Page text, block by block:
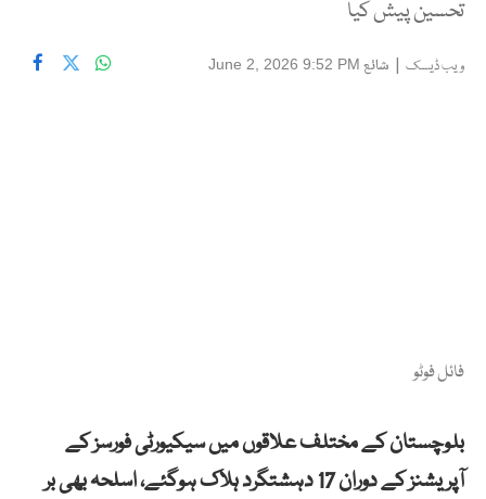
تحسین پیش کیا
ویب ڈیسک | شائع June 2, 2026 9:52 PM
فائل فوٹو
بلوچستان کے مختلف علاقوں میں سیکیورٹی فورسز کے
آپریشنز کے دوران 17 دہشتگرد ہلاک ہوگئے، اسلحہ بھی بر